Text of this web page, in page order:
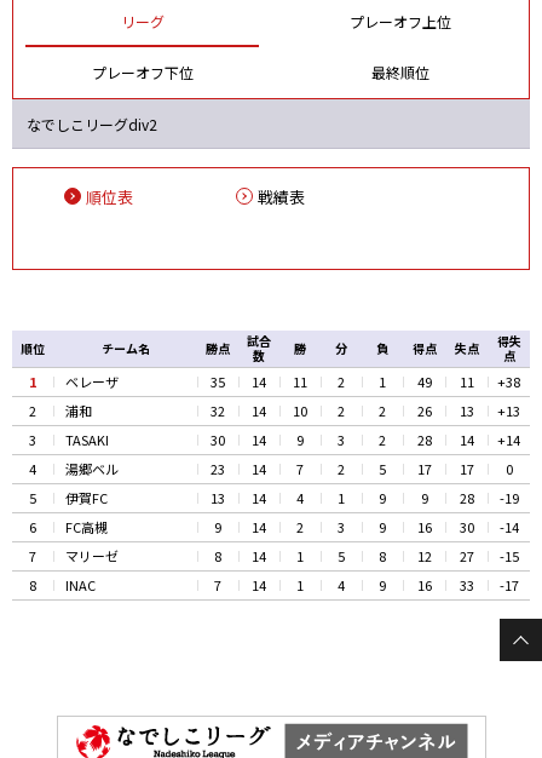
リーグ プレーオフ上位
プレーオフ下位 最終順位
なでしこリーグdiv2
順位表 戦績表
順位 チーム名 勝点
試合
数
勝 分 負 得点 失点
得失
点
1 ベレーザ 35 14 11 2 1 49 11
+38
2
浦和 32 14 10 2 2 26 13
+13
3
TASAKI 30 14 9 3 2 28 14
+14
4
湯郷ベル 23 14 7 2 5 17 17
0
5
伊賀FC 13 14 4 1 9 9 28
-19
6
FC高槻 9 14 2 3 9 16 30
-14
7
マリーゼ 8 14 1 5 8 12 27
-15
8
INAC 7 14 1 4 9 16 33 -17